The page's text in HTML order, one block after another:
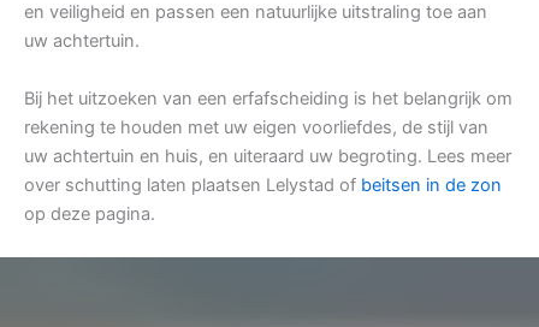
en veiligheid en passen een natuurlijke uitstraling toe aan
uw achtertuin.
Bij het uitzoeken van een erfafscheiding is het belangrijk om
rekening te houden met uw eigen voorliefdes, de stijl van
uw achtertuin en huis, en uiteraard uw begroting. Lees meer
over schutting laten plaatsen Lelystad of beitsen in de zon
op deze pagina.